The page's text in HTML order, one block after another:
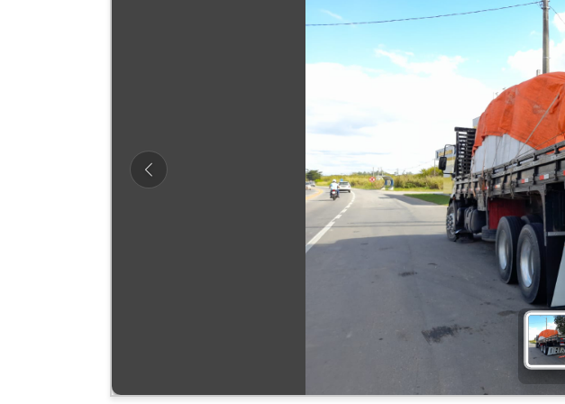
Previous